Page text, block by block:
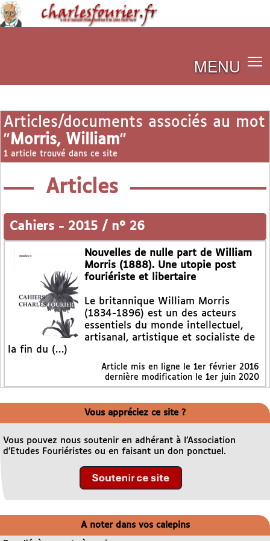
MENU
Articles/documents associés au mot
"Morris, William"
1 article trouvé dans ce site
Articles
Cahiers - 2015 / n° 26
Nouvelles de nulle part de William
Morris (1888). Une utopie post
fouriériste et libertaire
Le britannique William Morris
(1834-1896) est un des acteurs
essentiels du monde intellectuel,
artisanal, artistique et socialiste de
la fin du (…)
Article mis en ligne le 1er février 2016
dernière modification le 1er juin 2020
Vous appréciez ce site ?
Vous pouvez nous soutenir en adhérant à l’Association
d’Etudes Fouriéristes ou en faisant un don ponctuel.
A noter dans vos calepins